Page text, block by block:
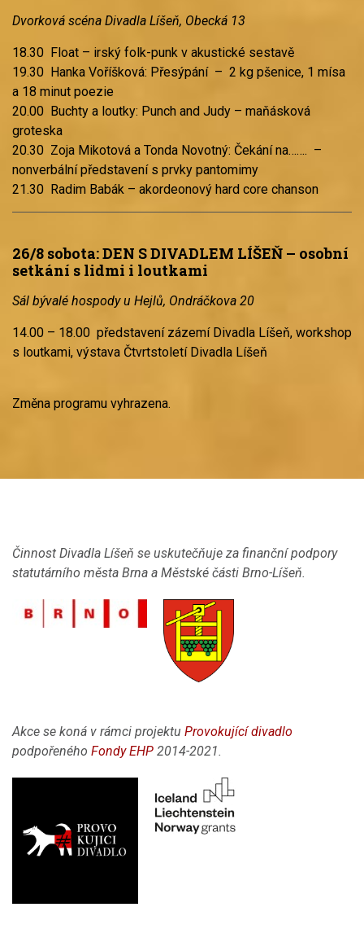
Dvorková scéna Divadla Líšeň, Obecká 13
18.30 Float – irský folk-punk v akustické sestavě
19.30 Hanka Voříšková: Přesýpání – 2 kg pšenice, 1 mísa
a 18 minut poezie
20.00 Buchty a loutky: Punch and Judy – maňásková
groteska
20.30 Zoja Mikotová a Tonda Novotný: Čekání na……. –
nonverbální představení s prvky pantomimy
21.30 Radim Babák – akordeonový hard core chanson
26/8 sobota: DEN S DIVADLEM LÍŠEŇ – osobní
setkání s lidmi i loutkami
Sál bývalé hospody u Hejlů, Ondráčkova 20
14.00 – 18.00 představení zázemí Divadla Líšeň, workshop
s loutkami, výstava Čtvrtstoletí Divadla Líšeň
Změna programu vyhrazena.
Činnost Divadla Líšeň se uskutečňuje za finančnípodpory
statutárního města Brna a Městské části Brno-Líšeň.
Akce se koná v rámci projektu Provokující divadlo
podpořeného Fondy EHP 2014-2021.